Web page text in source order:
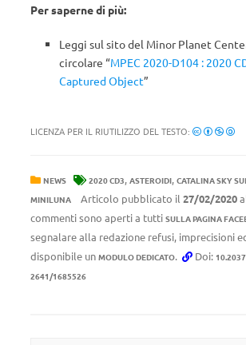
Per saperne di più:
Leggi sul sito del Minor Planet
circolare “MPEC 2020-D104 : 2020
Captured Object”
LICENZA PER IL RIUTILIZZO DEL TESTO:
NEWS 2020 CD3, ASTEROIDI, CATALINA SKY
MINILUNA Articolo pubblicato il 27/02/2020
commenti sono aperti a tutti SULLA PAGINA
segnalare alla redazione refusi, imprecisioni
disponibile un MODULO DEDICATO. Doi:
2641/1685526